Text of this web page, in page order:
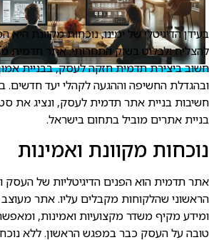
בעידן הדיגיטלי של ימינו, נוכחות מקוונת
להצליח ולבלוט בשוק התחרותי. אתר תדמית
חשוב ביצירת תדמית חזקה לעסק, בבניית
ובהגדלת החשיפה וההגעה לקהלי יעד
חשיבות בניית אתר תדמית לעסק, ונציג את
בניית אתרים מוביל בתחום בישראל.
נוכחות מקוונת ואמינות
אתר תדמית הוא הפנים הדיגיטליות של העסק
הראשוני שהלקוחות מקבלים עליו. אתר מעוצב
ומידע מקיף משדר מקצועיות ואמינות,
טובה על העסק כבר במפגש הראשון. ללא